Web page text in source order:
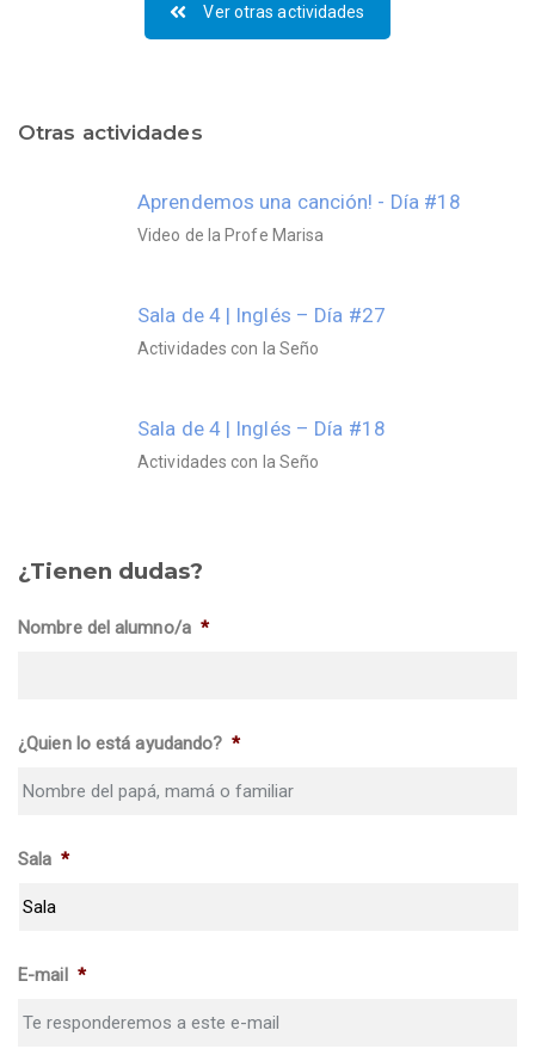
Ver otras actividades
Otras actividades
Aprendemos una canción! - Día #18
Video de la Profe Marisa
Sala de 4 | Inglés – Día #27
Actividades con la Seño
Sala de 4 | Inglés – Día #18
Actividades con la Seño
¿Tienen dudas?
Nombre del alumno/a *
¿Quien lo está ayudando? *
Sala *
E-mail *